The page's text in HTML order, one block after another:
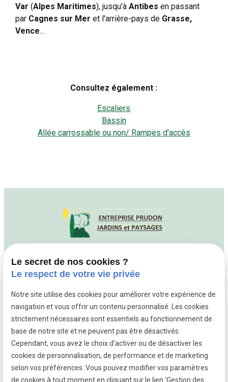
Var (Alpes Maritimes), jusqu'à Antibes en passant
par Cagnes sur Mer et l'arrière-pays de Grasse,
Vence…
Consultez également :
Escaliers
Bassin
Allée carrossable ou non/ Rampes d'accès
04 81 68 35 15
Ossola
LAURENT DU VAR
Mentions légales
Politique de confidentialité
Gestion des cookies
Le secret de nos cookies ?
Le respect de votre vie privée
Notre site utilise des cookies pour améliorer votre expérience de
navigation et vous offrir un contenu personnalisé. Les cookies
strictement nécessaires sont essentiels au fonctionnement de
base de notre site et ne peuvent pas être désactivés.
Cependant, vous avez le choix d'activer ou de désactiver les
cookies de personnalisation, de performance et de marketing
selon vos préférences. Vous pouvez modifier vos paramètres
de cookies à tout moment en cliquant sur le lien 'Gestion des